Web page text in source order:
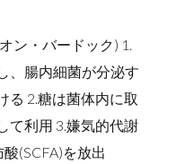
ン・バードック) 1.
、腸内細菌が分泌す
る 2.糖は菌体内に取
て利用 3.嫌気的代謝
(SCFA)を放出